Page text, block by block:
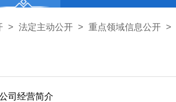
> 法定主动公开 > 重点领域信息公开 >
司经营简介